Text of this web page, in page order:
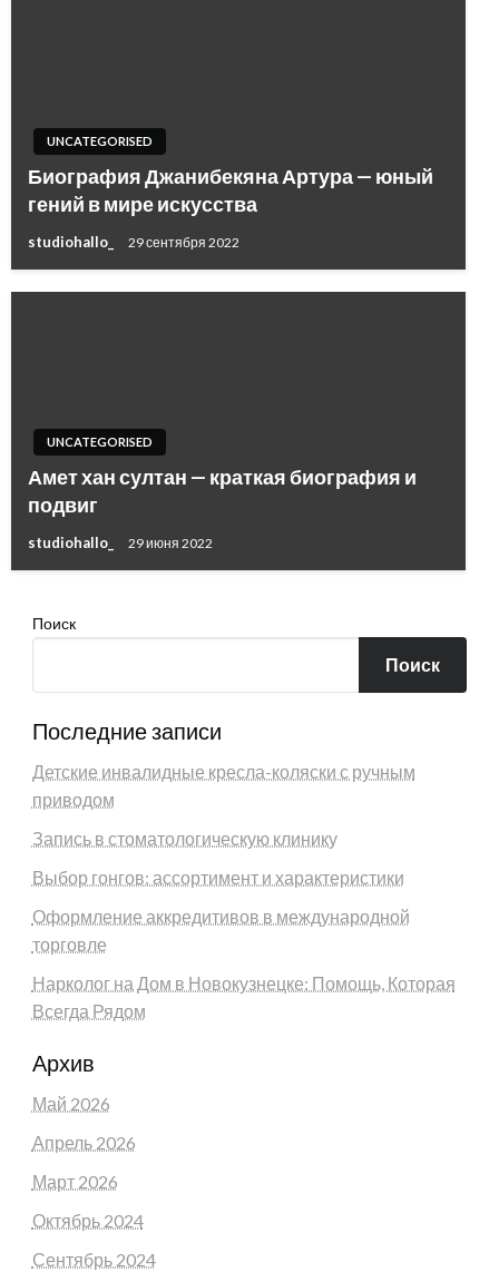
UNCATEGORISED
Биография Джанибекяна Артура — юный
гений в мире искусства
studiohallo_ 29 сентября 2022
UNCATEGORISED
Амет хан султан — краткая биография и
подвиг
studiohallo_ 29 июня 2022
Поиск
Поиск
Последние записи
Детские инвалидные кресла-коляски с ручным
приводом
Запись в стоматологическую клинику
Выбор гонгов: ассортимент и характеристики
Оформление аккредитивов в международной
торговле
Нарколог на Дом в Новокузнецке: Помощь, Которая
Всегда Рядом
Архив
Май 2026
Апрель 2026
Март 2026
Октябрь 2024
Сентябрь 2024